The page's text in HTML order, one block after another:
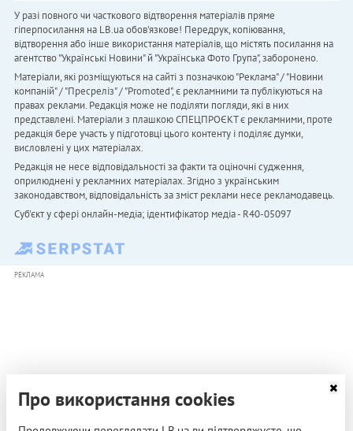
У разі повного чи часткового відтворення матеріалів пряме
гіперпосилання на LB.ua обов'язкове! Передрук, копіювання,
відтворення або інше використання матеріалів, що містять посилання на
агентство "Українськi Новини" й "Українська Фото Група", заборонено.
Матеріали, які розміщуються на сайті з позначкою "Реклама" / "Новини
компаній" / "Пресреліз" / "Promoted", є рекламними та публікуються на
правах реклами. Редакція може не поділяти погляди, які в них
представлені. Матеріали з плашкою СПЕЦПРОЄКТ є рекламними, проте
редакція бере участь у підготовці цього контенту і поділяє думки,
висловлені у цих матеріалах.
Редакція не несе відповідальності за факти та оціночні судження,
оприлюднені у рекламних матеріалах. Згідно з українським
законодавством, відповідальність за зміст реклами несе рекламодавець.
Cуб'єкт у сфері онлайн-медіа; ідентифікатор медіа - R40-05097
РЕКЛАМА
Про використання cookies